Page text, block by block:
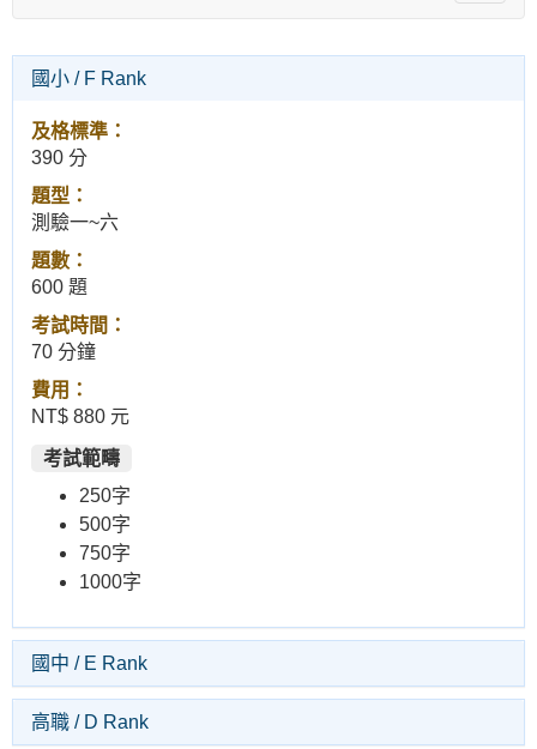
國小 / F Rank
及格標準：
390 分
題型：
測驗一~六
題數：
600 題
考試時間：
70 分鐘
費用：
NT$ 880 元
考試範疇
250字
500字
750字
1000字
國中 / E Rank
高職 / D Rank